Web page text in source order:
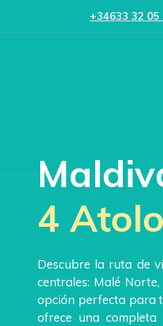
+34633 32 05
4
Descubre la ruta de
centrales: Malé
opción perfecta para
ofrece una